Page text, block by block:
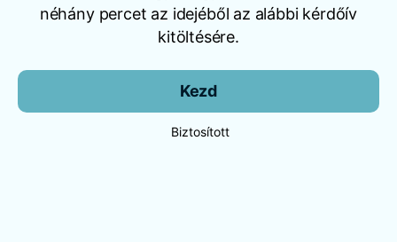
néhány percet az idejéből az alábbi kérdőív
kitöltésére.
Kezd
Biztosított